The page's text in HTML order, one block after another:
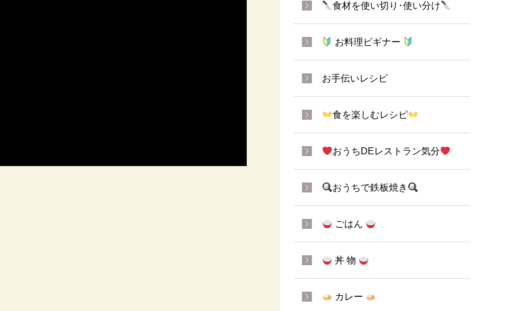
食材を使い切り･使い分け
お料理ビギナー
お手伝いレシピ
食を楽しむレシピ
おうちDEレストラン気分
おうちで鉄板焼き
ごはん
丼 物
カレー